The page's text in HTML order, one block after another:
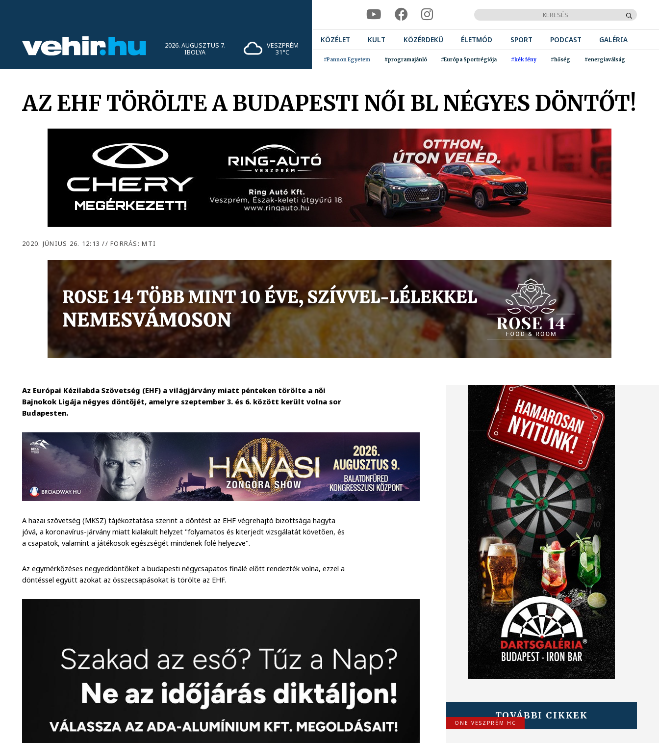
2026. AUGUSZTUS 7.
IBOLYA
VESZPRÉM
31°C
KÖZÉLET KULT KÖZÉRDEKŰ ÉLETMÓD SPORT PODCAST GALÉRIA
#Pannon Egyetem #programajánló #Európa Sportrégiója #kék fény #hőség #energiaválság
AZ EHF TÖRÖLTE A BUDAPESTI NŐI BL NÉGYES DÖNTŐT!
2020. JÚNIUS 26. 12:13// FORRÁS: MTI
Az Európai Kézilabda Szövetség (EHF) a világjárvány miatt pénteken törölte a női
Bajnokok Ligája négyes döntőjét, amelyre szeptember 3. és 6. között került volna sor
Budapesten.
A hazai szövetség (MKSZ) tájékoztatása szerint a döntést az EHF végrehajtó bizottsága hagyta
jóvá, a koronavírus-járvány miatt kialakult helyzet "folyamatos és kiterjedt vizsgálatát követően, és
a csapatok, valamint a játékosok egészségét mindenek fölé helyezve".
Az egymérkőzéses negyeddöntőket a budapesti négycsapatos finálé előtt rendezték volna, ezzel a
döntéssel együtt azokat az összecsapásokat is törölte az EHF.
TOVÁBBI CIKKEK
ONE VESZPRÉM HC